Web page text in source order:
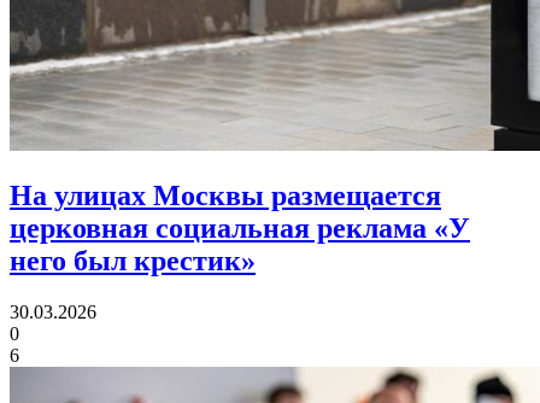
На улицах Москвы размещается
церковная социальная реклама «У
него был крестик»
30.03.2026
0
6